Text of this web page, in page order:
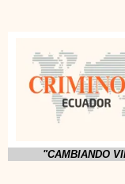
"CAMBIANDO